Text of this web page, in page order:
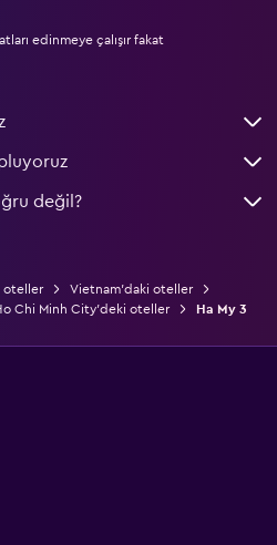
edinmeye çalışır fakat
değil?
oteller
Vietnam'daki oteller
Chi Minh City'deki oteller Ha My 3